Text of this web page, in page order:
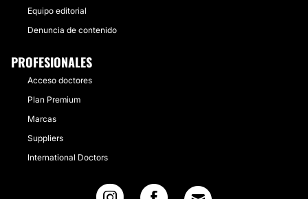
Equipo editorial
Denuncia de contenido
PROFESIONALES
Acceso doctores
Plan Premium
Marcas
Suppliers
International Doctors